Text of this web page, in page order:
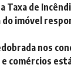
de
imóvel
nos
comércios